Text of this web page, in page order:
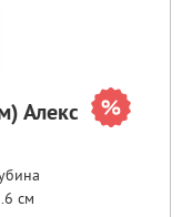
Алекс
см